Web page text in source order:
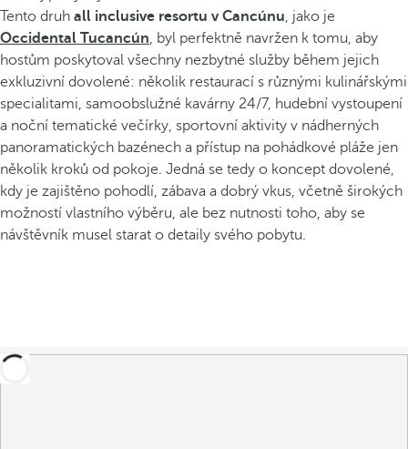
Tento druh all inclusive resortu v Cancúnu, jako je
Occidental Tucancún, byl perfektně navržen k tomu, aby
hostům poskytoval všechny nezbytné služby během jejich
exkluzivní dovolené: několik restaurací s různými kulinářskými
specialitami, samoobslužné kavárny 24/7, hudební vystoupení
a noční tematické večírky, sportovní aktivity v nádherných
panoramatických bazénech a přístup na pohádkové pláže jen
několik kroků od pokoje. Jedná se tedy o koncept dovolené,
kdy je zajištěno pohodlí, zábava a dobrý vkus, včetně širokých
možností vlastního výběru, ale bez nutnosti toho, aby se
návštěvník musel starat o detaily svého pobytu.